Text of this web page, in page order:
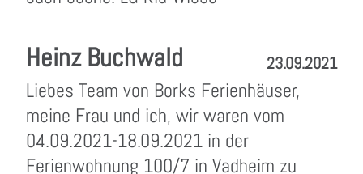
Heinz Buchwald 23.09.2021
Liebes Team von Borks Ferienhäuser,
meine Frau und ich, wir waren vom
04.09.2021-18.09.2021 in der
Ferienwohnung 100/7 in Vadheim zu